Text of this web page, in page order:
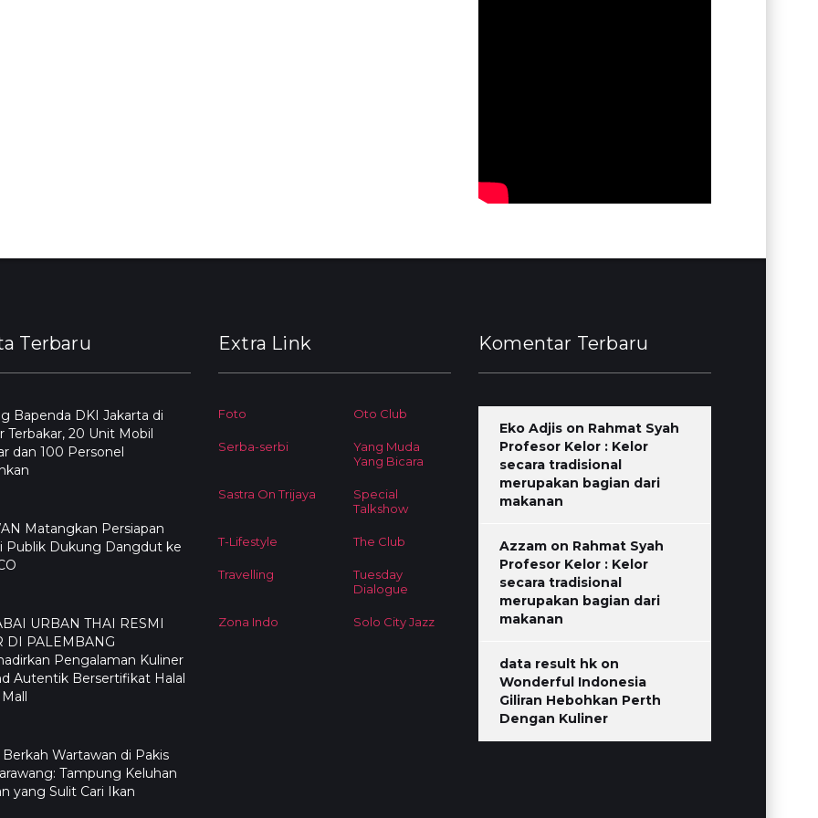
Terbaru
Bapenda DKI Jakarta di
Terbakar, 20 Unit Mobil
dan 100 Personel
Matangkan Persiapan
Publik Dukung Dangdut ke
URBAN THAI RESMI
DI PALEMBANG
Pengalaman Kuliner
Autentik Bersertifikat Halal
Wartawan di Pakis
Tampung Keluhan
yang Sulit Cari Ikan
Extra Link
Foto Oto Club
Serba-serbi
Yang Muda
Yang Bicara
Sastra On Trijaya
Special
Talkshow
T-Lifestyle The Club
Travelling
Tuesday
Dialogue
Zona Indo Solo City Jazz
Komentar Terbaru
Eko Adjis on Rahmat Syah
Profesor Kelor : Kelor
secara tradisional
merupakan bagian dari
makanan
Azzam on Rahmat Syah
Profesor Kelor : Kelor
secara tradisional
merupakan bagian dari
makanan
data result hk on
Wonderful Indonesia
Giliran Hebohkan Perth
Dengan Kuliner